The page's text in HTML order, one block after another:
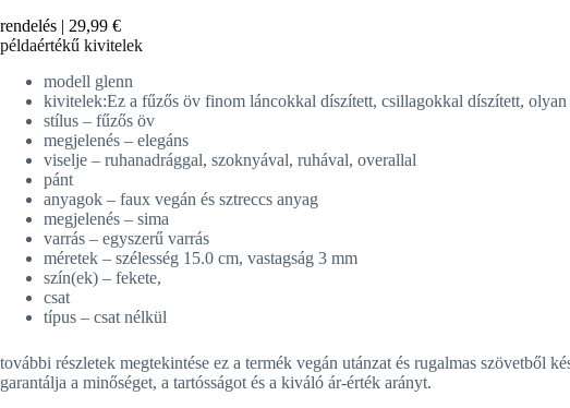
rendelés | 29,99 €
példaértékű kivitelek
modell glenn
kivitelek:Ez a fűzős öv finom láncokkal díszített, csillagokkal díszített, olyan
stílus – fűzős öv
megjelenés – elegáns
viselje – ruhanadrággal, szoknyával, ruhával, overallal
pánt
anyagok – faux vegán és sztreccs anyag
megjelenés – sima
varrás – egyszerű varrás
méretek – szélesség 15.0 cm, vastagság 3 mm
szín(ek) – fekete,
csat
típus – csat nélkül
további részletek megtekintése ez a termék vegán utánzat és rugalmas szövetből
garantálja a minőséget, a tartósságot és a kiváló ár-érték arányt.